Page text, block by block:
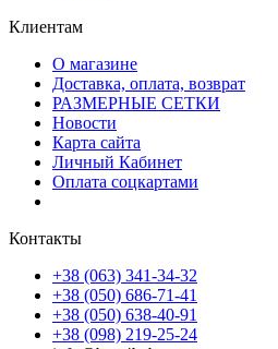
Клиентам
О магазине
Доставка, оплата, возврат
РАЗМЕРНЫЕ СЕТКИ
Новости
Карта сайта
Личный Кабинет
Оплата соцкартами
Контакты
+38 (063) 341-34-32
+38 (050) 686-71-41
+38 (050) 638-40-91
+38 (098) 219-25-24